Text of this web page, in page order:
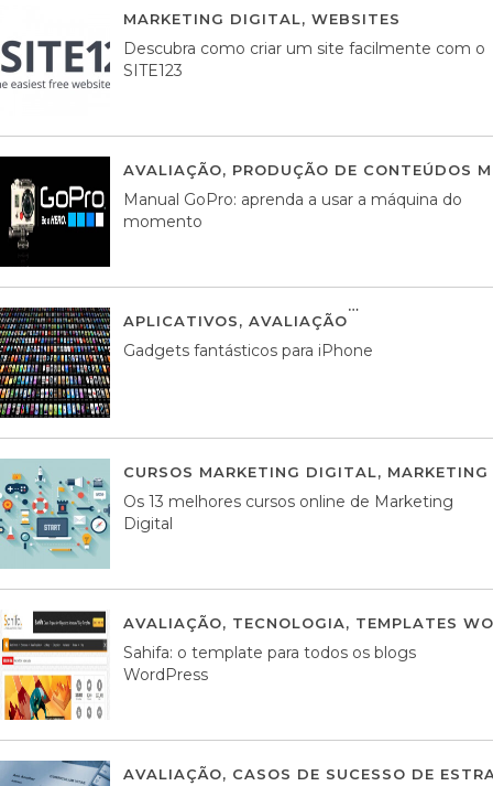
MARKETING DIGITAL, WEBSITES
Descubra como criar um site facilmente com o
SITE123
AVALIAÇÃO, PRODUÇÃO DE CONTEÚDOS
Manual GoPro: aprenda a usar a máquina do
momento
APLICATIVOS, AVALIAÇÃO
Gadgets fantásticos para iPhone
CURSOS MARKETING DIGITAL,
Os 13 melhores cursos online de Marketing
Digital
AVALIAÇÃO, TECNOLOGIA, TEMPLATES
Sahifa: o template para todos os blogs
WordPress
AVALIAÇÃO, CASOS DE SUCESSO DE